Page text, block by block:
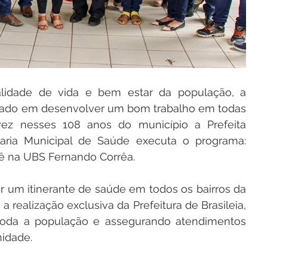
de vida e bem estar da população, a
em desenvolver um bom trabalho em todas
nesses 108 anos do município a Prefeita
Municipal de Saúde executa o programa:
na UBS Fernando Corrêa.
itinerante de saúde em todos os bairros da
realização exclusiva da Prefeitura de Brasileia,
a população e assegurando atendimentos